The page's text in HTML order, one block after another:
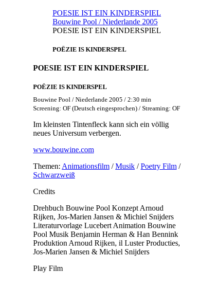
POESIE IST EIN KINDERSPIEL
Bouwine Pool / Niederlande 2005
POESIE IST EIN KINDERSPIEL
POËZIE IS KINDERSPEL
POESIE IST EIN KINDERSPIEL
POËZIE IS KINDERSPEL
Bouwine Pool / Niederlande 2005 / 2:30 min
Screening: OF (Deutsch eingesprochen) / Streaming: OF
Im kleinsten Tintenfleck kann sich ein völlig
neues Universum verbergen.
www.bouwine.com
Themen: Animationsfilm/Musik/Poetry Film/
Schwarzweiß
Credits
Drehbuch Bouwine Pool Konzept Arnoud
Rijken, Jos-Marien Jansen & Michiel Snijders
Literaturvorlage Lucebert Animation Bouwine
Pool Musik Benjamin Herman & Han Bennink
Produktion Arnoud Rijken, il Luster Producties,
Jos-Marien Jansen & Michiel Snijders
Play Film